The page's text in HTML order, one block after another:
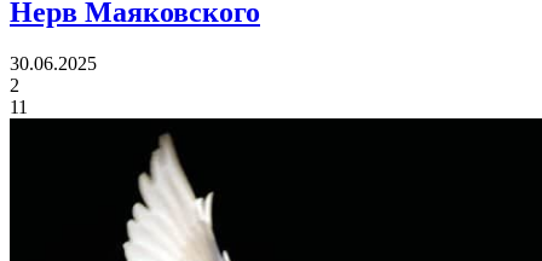
Нерв Маяковского
30.06.2025
2
11